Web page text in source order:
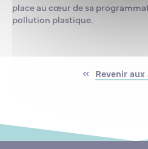
place au cœur de sa
pollution plastique.
Revenir